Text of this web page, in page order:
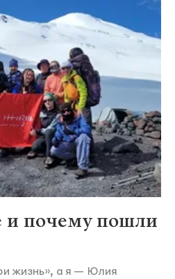
и почему пошли
жизнь», а я — Юлия